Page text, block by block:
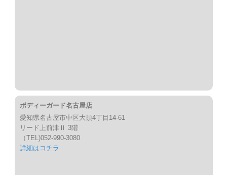
ボディーガード名古屋店
愛知県名古屋市中区大須4丁目14-61
リード上前津Ⅱ 3階
（TEL)052-990-3080
詳細はコチラ